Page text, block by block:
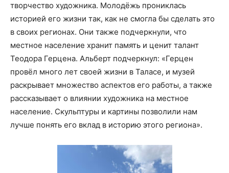
творчество художника. Молодёжь прониклась
историей его жизни так, как не смогла бы сделать это
в своих регионах. Они также подчеркнули, что
местное население хранит память и ценит талант
Теодора Герцена. Альберт подчеркнул: «Герцен
провёл много лет своей жизни в Таласе, и музей
раскрывает множество аспектов его работы, а также
рассказывает о влиянии художника на местное
население. Скульптуры и картины позволили нам
лучше понять его вклад в историю этого региона».